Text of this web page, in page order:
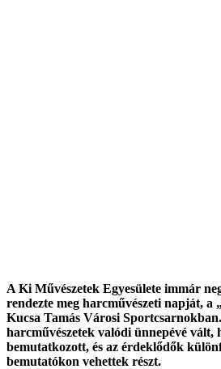
A Ki Művészetek Egyesülete immár
rendezte meg harcművészeti napját, a
Kucsa Tamás Városi
harcművészetek valódi ünnepévé vált,
bemutatkozott, és az érdeklődők
bemutatókon vehettek részt.